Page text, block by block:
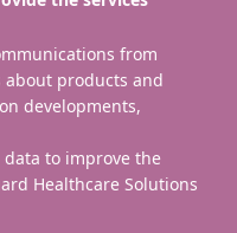
from
about products and
developments,
to improve the
Healthcare Solutions